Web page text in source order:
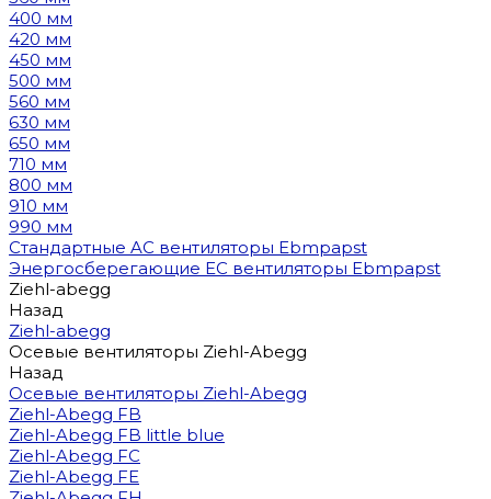
400 мм
420 мм
450 мм
500 мм
560 мм
630 мм
650 мм
710 мм
800 мм
910 мм
990 мм
Стандартные AC вентиляторы Ebmpapst
Энергосберегающие EC вентиляторы Ebmpapst
Ziehl-abegg
Назад
Ziehl-abegg
Осевые вентиляторы Ziehl-Abegg
Назад
Осевые вентиляторы Ziehl-Abegg
Ziehl-Abegg FB
Ziehl-Abegg FB little blue
Ziehl-Abegg FC
Ziehl-Abegg FE